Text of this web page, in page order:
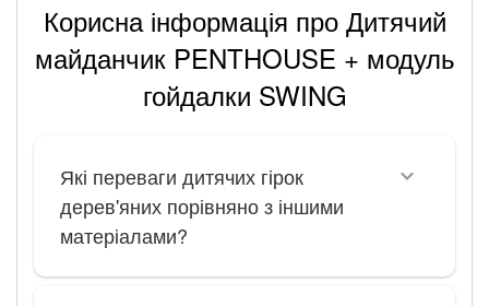
Корисна інформація про Дитячий
майданчик PENTHOUSE + модуль
гойдалки SWING
Які переваги дитячих гірок
дерев'яних порівняно з іншими
матеріалами?